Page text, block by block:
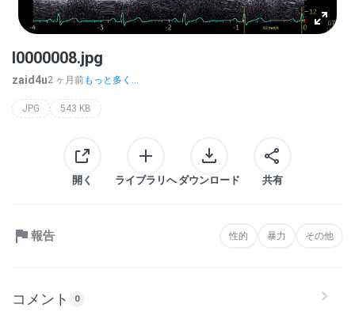
I0000008.jpg
zaid4u2 ヶ月前もっと多く...
JPG 543 KB
開く ライブラリへ ダウンロード 共有
報告 性的 暴力 その他
コメント 0